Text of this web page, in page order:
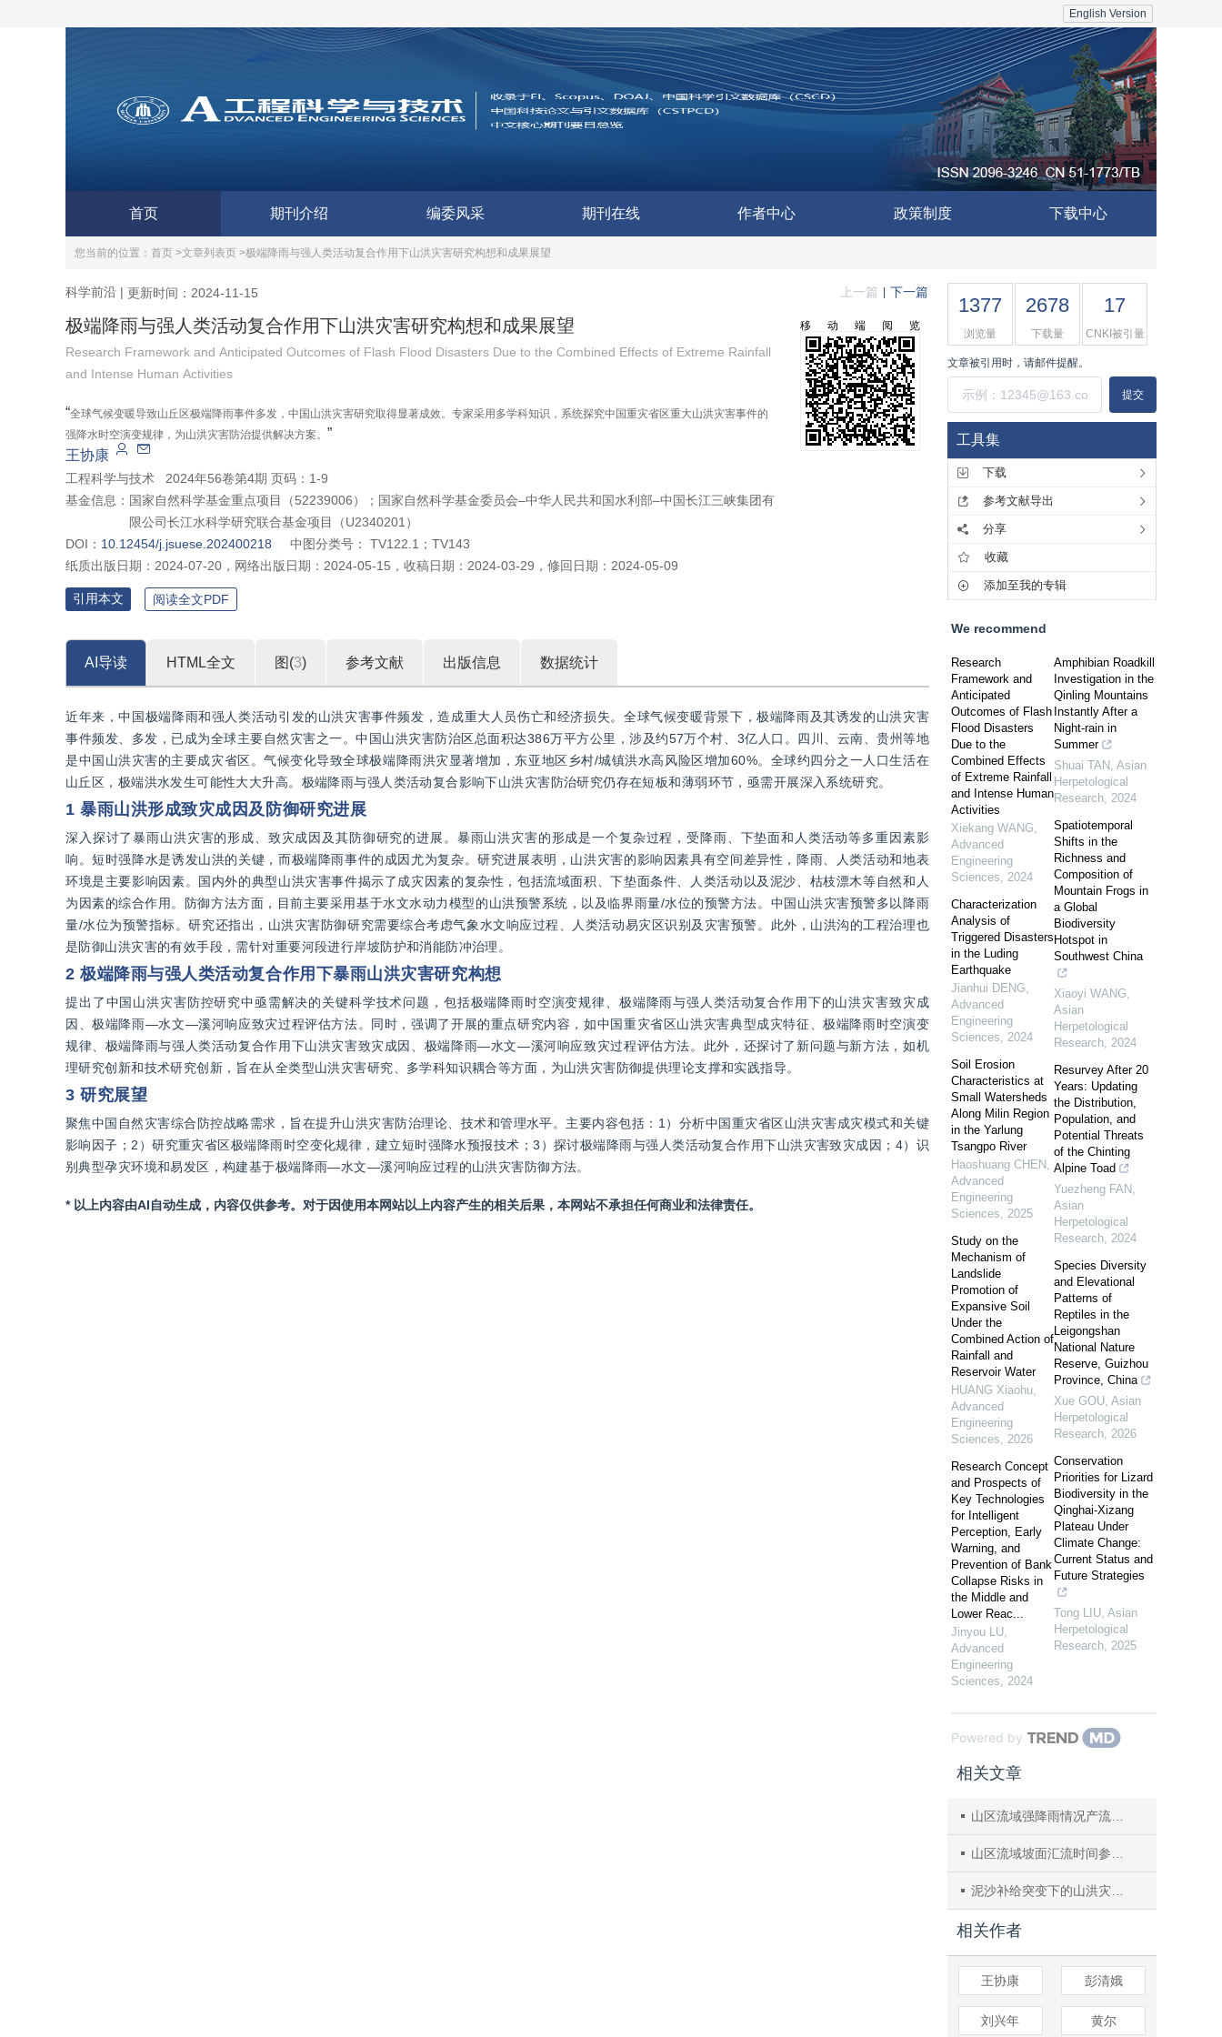
English Version
首页 期刊介绍 编委风采 期刊在线 作者中心 政策制度 下载中心
您当前的位置： 首页 >文章列表页 >极端降雨与强人类活动复合作用下山洪灾害研究构想和成果展望
科学前沿 | 更新时间：2024-11-15 上一篇 下一篇
极端降雨与强人类活动复合作用下山洪灾害研究构想和成果展望
Research Framework and Anticipated Outcomes of Flash Flood Disasters Due to the Combined Effects of Extreme Rainfall
and Intense Human Activities
“全球气候变暖导致山丘区极端降雨事件多发，中国山洪灾害研究取得显著成效。专家采用多学科知识，系统探究中国重灾省区重大山洪灾害事件的
强降水时空演变规律，为山洪灾害防治提供解决方案。 ”
王协康
工程科学与技术
2024年56卷第4期 页码：1-9
基金信息： 国家自然科学基金重点项目（52239006）；国家自然科学基金委员会–中华人民共和国水利部–中国长江三峡集团有
限公司长江水科学研究联合基金项目（U2340201）
DOI： 10.12454/j.jsuese.202400218 中图分类号：
TV122.1；TV143
纸质出版日期： 2024-07-20 ， 网络出版日期： 2024-05-15 ， 收稿日期： 2024-03-29 ， 修回日期： 2024-05-09
移动端阅览
引用本文 阅读全文PDF
AI导读 HTML全文 图(3) 参考文献 出版信息 数据统计
近年来，中国极端降雨和强人类活动引发的山洪灾害事件频发，造成重大人员伤亡和经济损失。全球气候变暖背景下，极端降雨及其诱发的山洪灾害
事件频发、多发，已成为全球主要自然灾害之一。中国山洪灾害防治区总面积达386万平方公里，涉及约57万个村、3亿人口。四川、云南、贵州等地
是中国山洪灾害的主要成灾省区。气候变化导致全球极端降雨洪灾显著增加，东亚地区乡村/城镇洪水高风险区增加60%。全球约四分之一人口生活在
山丘区，极端洪水发生可能性大大升高。极端降雨与强人类活动复合影响下山洪灾害防治研究仍存在短板和薄弱环节，亟需开展深入系统研究。
1 暴雨山洪形成致灾成因及防御研究进展
深入探讨了暴雨山洪灾害的形成、致灾成因及其防御研究的进展。暴雨山洪灾害的形成是一个复杂过程，受降雨、下垫面和人类活动等多重因素影
响。短时强降水是诱发山洪的关键，而极端降雨事件的成因尤为复杂。研究进展表明，山洪灾害的影响因素具有空间差异性，降雨、人类活动和地表
环境是主要影响因素。国内外的典型山洪灾害事件揭示了成灾因素的复杂性，包括流域面积、下垫面条件、人类活动以及泥沙、枯枝漂木等自然和人
为因素的综合作用。防御方法方面，目前主要采用基于水文水动力模型的山洪预警系统，以及临界雨量/水位的预警方法。中国山洪灾害预警多以降雨
量/水位为预警指标。研究还指出，山洪灾害防御研究需要综合考虑气象水文响应过程、人类活动易灾区识别及灾害预警。此外，山洪沟的工程治理也
是防御山洪灾害的有效手段，需针对重要河段进行岸坡防护和消能防冲治理。
2 极端降雨与强人类活动复合作用下暴雨山洪灾害研究构想
提出了中国山洪灾害防控研究中亟需解决的关键科学技术问题，包括极端降雨时空演变规律、极端降雨与强人类活动复合作用下的山洪灾害致灾成
因、极端降雨—水文—溪河响应致灾过程评估方法。同时，强调了开展的重点研究内容，如中国重灾省区山洪灾害典型成灾特征、极端降雨时空演变
规律、极端降雨与强人类活动复合作用下山洪灾害致灾成因、极端降雨—水文—溪河响应致灾过程评估方法。此外，还探讨了新问题与新方法，如机
理研究创新和技术研究创新，旨在从全类型山洪灾害研究、多学科知识耦合等方面，为山洪灾害防御提供理论支撑和实践指导。
3 研究展望
聚焦中国自然灾害综合防控战略需求，旨在提升山洪灾害防治理论、技术和管理水平。主要内容包括：1）分析中国重灾省区山洪灾害成灾模式和关键
影响因子；2）研究重灾省区极端降雨时空变化规律，建立短时强降水预报技术；3）探讨极端降雨与强人类活动复合作用下山洪灾害致灾成因；4）识
别典型孕灾环境和易发区，构建基于极端降雨—水文—溪河响应过程的山洪灾害防御方法。
* 以上内容由AI自动生成，内容仅供参考。对于因使用本网站以上内容产生的相关后果，本网站不承担任何商业和法律责任。
1377
浏览量
2678
下载量
17
CNKI被引量
文章被引用时，请邮件提醒。
提交
工具集
下载
参考文献导出
分享
收藏
添加至我的专辑
We recommend
Research
Framework and
Anticipated
Outcomes of Flash
Flood Disasters
Due to the
Combined Effects
of Extreme Rainfall
and Intense Human
Activities
Xiekang WANG,
Advanced
Engineering
Sciences, 2024
Characterization
Analysis of
Triggered Disasters
in the Luding
Earthquake
Jianhui DENG,
Advanced
Engineering
Sciences, 2024
Soil Erosion
Characteristics at
Small Watersheds
Along Milin Region
in the Yarlung
Tsangpo River
Haoshuang CHEN ,
Advanced
Engineering
Sciences, 2025
Study on the
Mechanism of
Landslide
Promotion of
Expansive Soil
Under the
Combined Action of
Rainfall and
Reservoir Water
HUANG Xiaohu,
Advanced
Engineering
Sciences, 2026
Research Concept
and Prospects of
Key Technologies
for Intelligent
Perception, Early
Warning, and
Prevention of Bank
Collapse Risks in
the Middle and
Lower Reac...
Jinyou LU,
Advanced
Engineering
Sciences, 2024
Amphibian Roadkill
Investigation in the
Qinling Mountains
Instantly After a
Night-rain in
Summer
Shuai TAN , Asian
Herpetological
Research, 2024
Spatiotemporal
Shifts in the
Richness and
Composition of
Mountain Frogs in
a Global
Biodiversity
Hotspot in
Southwest China
Xiaoyi WANG,
Asian
Herpetological
Research, 2024
Resurvey After 20
Years: Updating
the Distribution,
Population, and
Potential Threats
of the Chinting
Alpine Toad
Yuezheng FAN ,
Asian
Herpetological
Research, 2024
Species Diversity
and Elevational
Patterns of
Reptiles in the
Leigongshan
National Nature
Reserve, Guizhou
Province, China
Xue GOU, Asian
Herpetological
Research, 2026
Conservation
Priorities for Lizard
Biodiversity in the
Qinghai-Xizang
Plateau Under
Climate Change:
Current Status and
Future Strategies
Tong LIU, Asian
Herpetological
Research, 2025
Powered by
相关文章
山区流域强降雨情况产流模式研究—以涪江平通河流域为例
山区流域坡面汇流时间参数优化试验研究
泥沙补给突变下的山洪灾害研究构想和成果展望
相关作者
王协康 彭清娥
刘兴年 黄尔